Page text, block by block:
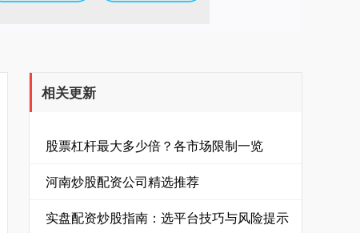
相关更新
股票杠杆最大多少倍？各市场限制一览
河南炒股配资公司精选推荐
实盘配资炒股指南：选平台技巧与风险提示